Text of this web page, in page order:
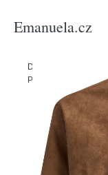
Emanuela.cz
Domů
Přechodná bunda